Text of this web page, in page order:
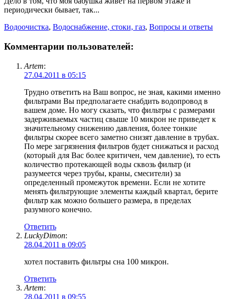
периодически бывает, так...
Водоочистка, Водоснабжение, стоки, газ, Вопросы и ответы
Комментарии пользователей:
Artem:
27.04.2011 в 05:15
Трудно ответить на Ваш вопрос, не зная, какими именно
фильтрами Вы предполагаете снабдить водопровод в
вашем доме. Но могу сказать, что фильтры с размерами
задерживаемых частиц свыше 10 микрон не приведет к
значительному снижению давления, более тонкие
фильтры скорее всего заметно снизят давление в трубах.
По мере загрязнения фильтров будет снижаться и расход
(который для Вас более критичен, чем давление), то есть
количество протекающей воды сквозь фильтр (и
разумеется через трубы, краны, смесители) за
определенный промежуток времени. Если не хотите
менять фильтрующие элементы каждый квартал, берите
фильтр как можно большего размера, в пределах
разумного конечно.
Ответить
LuckyDimon:
28.04.2011 в 09:05
хотел поставить фильтры сна 100 микрон.
Ответить
Artem:
28.04.2011 в 09:55